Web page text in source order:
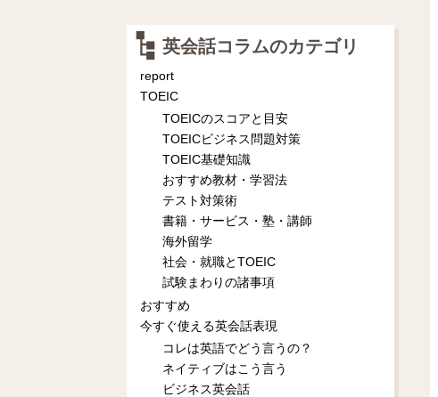
英会話コラムのカテゴリ
report
TOEIC
TOEICのスコアと目安
TOEICビジネス問題対策
TOEIC基礎知識
おすすめ教材・学習法
テスト対策術
書籍・サービス・塾・講師
海外留学
社会・就職とTOEIC
試験まわりの諸事項
おすすめ
今すぐ使える英会話表現
コレは英語でどう言うの？
ネイティブはこう言う
ビジネス英会話